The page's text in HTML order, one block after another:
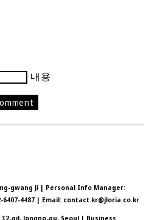
내용
gwang Ji | Personal Info Manager:
4487 | Email: contact.kr@jloria.co.kr
gil, Jongno-gu, Seoul | Business